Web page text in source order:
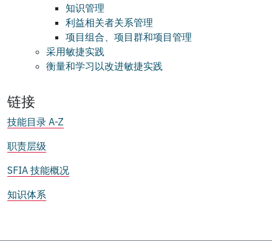
知识管理
利益相关者关系管理
项目组合、项目群和项目管理
采用敏捷实践
衡量和学习以改进敏捷实践
链接
技能目录 A-Z
职责层级
SFIA 技能概况
知识体系